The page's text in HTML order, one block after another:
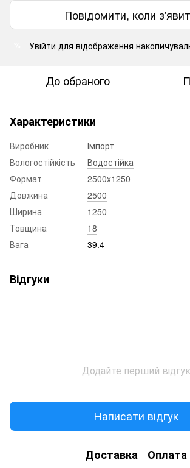
Повідомити, коли
Увійти для відображення
До обраного
Характеристики
Виробник
Імпорт
Вологостійкість
Водостійка
Формат
2500x1250
Довжина
2500
Ширина
1250
Товщина
18
Вага
39.4
Відгуки
Додайте перший відгук
Написати відгук
Доставка Оплата